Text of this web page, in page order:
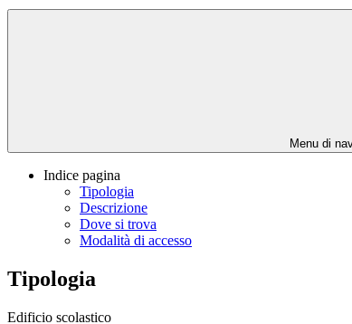
Menu di
Indice pagina
Tipologia
Descrizione
Dove si trova
Modalità di accesso
Tipologia
Edificio scolastico